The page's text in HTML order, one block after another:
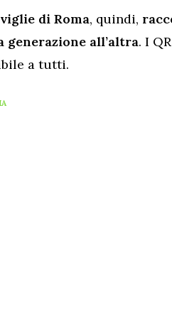
di Roma, quindi,
generazione all’altra. I
a tutti.